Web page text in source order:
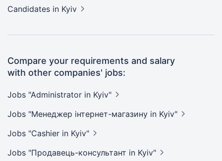
Candidates in Kyiv
Compare your requirements and salary
with other companies' jobs:
Jobs "Administrator in Kyiv"
Jobs "Менеджер інтернет-магазину in Kyiv"
Jobs "Cashier in Kyiv"
Jobs "Продавець-консультант in Kyiv"